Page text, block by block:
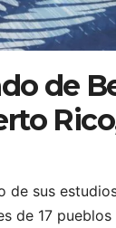
de
de sus
de 17